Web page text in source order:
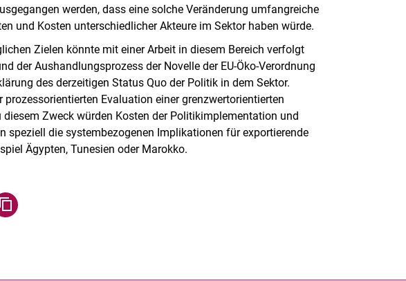
werden, dass eine solche Veränderung umfangreiche
und Kosten unterschiedlicher Akteure im Sektor haben würde.
Zielen könnte mit einer Arbeit in diesem Bereich verfolgt
der Aushandlungsprozess der Novelle der EU-Öko-Verordnung
des derzeitigen Status Quo der Politik in dem Sektor.
Evaluation einer grenzwertorientierten
Zweck würden Kosten der Politikimplementation und
speziell die systembezogenen Implikationen für exportierende
Ägypten, Tunesien oder Marokko.
teilen (externer Link, öffnet neues Fenster)
über Facebook teilen (externer Link, öffnet neues Fenster)